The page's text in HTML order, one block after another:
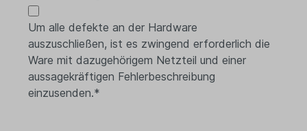
Um alle defekte an der Hardware
auszuschließen, ist es zwingend erforderlich die
Ware mit dazugehörigem Netzteil und einer
aussagekräftigen Fehlerbeschreibung
einzusenden.*